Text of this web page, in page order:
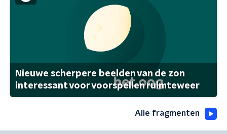
Nieuwe scherpere beelden van de zon
interessant voor voorspellen ruimteweer
Alle fragmenten